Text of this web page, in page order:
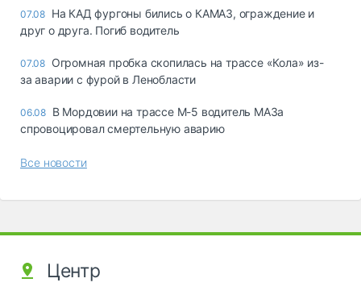
07.08 На КАД фургоны бились о КАМАЗ, ограждение и
друг о друга. Погиб водитель
07.08 Огромная пробка скопилась на трассе «Кола» из-
за аварии с фурой в Ленобласти
06.08 В Мордовии на трассе М-5 водитель МАЗа
спровоцировал смертельную аварию
Все новости
Центр